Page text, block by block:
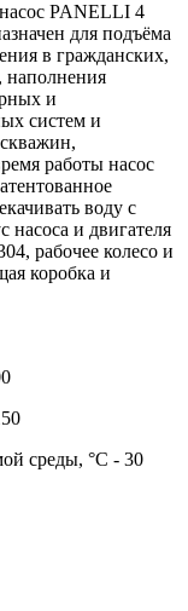
PANELLI 4
для подъёма
в гражданских,
и
систем и
работы насос
воду с
насоса и двигателя
рабочее колесо и
коробка и
среды, °C - 30